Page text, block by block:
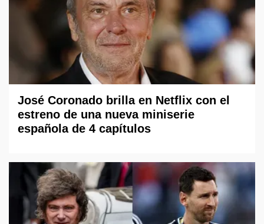
José Coronado brilla en Netflix con el
estreno de una nueva miniserie
española de 4 capítulos